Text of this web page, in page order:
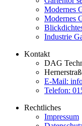
Modernes
Modernes
Industrie
Kontakt
DAG
E-Mail:
Telefon:
Rechtliches
Impressum